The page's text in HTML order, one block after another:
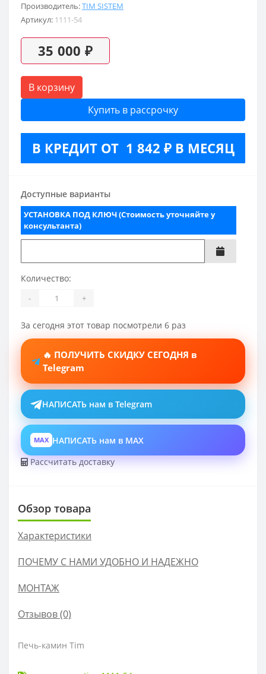
Производитель:TIM SISTEM
Артикул: 1111-54
35 000 ₽
В корзину
Купить в рассрочку
В КРЕДИТ ОТ 1 842 ₽ В МЕСЯЦ
Доступные варианты
УСТАНОВКА ПОД КЛЮЧ (Стоимость уточняйте у
консультанта)
Количество:
- +
За сегодня этот товар посмотрели 6 раз
🔥 ПОЛУЧИТЬ СКИДКУ СЕГОДНЯ в
Telegram
НАПИСАТЬ нам в Telegram
MAX НАПИСАТЬ нам в MAX
Рассчитать доставку
Обзор товара
Характеристики
ПОЧЕМУ С НАМИ УДОБНО И НАДЕЖНО
МОНТАЖ
Отзывов (0)
Печь-камин Tim